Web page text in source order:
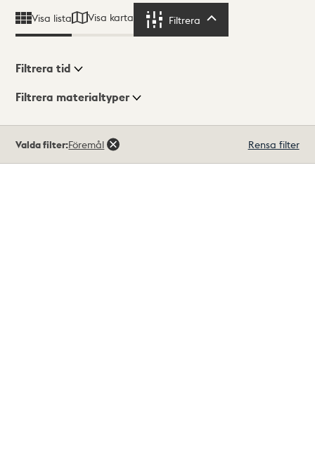
Visa lista Visa karta Filtrera
Visningsläge
Filtrera tid
Filtrera materialtyper
träffar
Valda filter:Föremål Rensa filter